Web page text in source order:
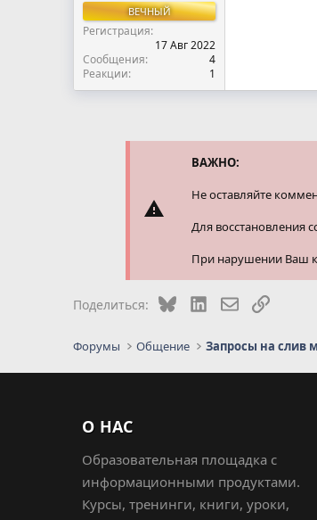
ВЕЧНЫЙ
Регистрация
17 Авг 2022
Сообщения
4
Реакции
1
ВАЖНО:
Не оставляйте
Для восстановления
При нарушении Ваш
Поделиться: BlueskyLinkedInЭлектронная
Ссылка
Форумы Общение Запросы на слив
О НАС
Образовательная площадка с
информационными продуктами.
Курсы, тренинги, книги, уроки,